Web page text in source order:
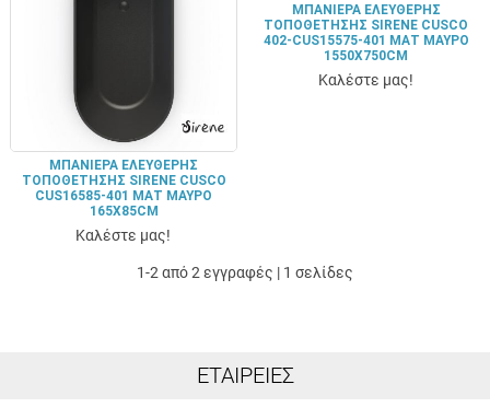
ΜΠΑΝΙΈΡΑ ΕΛΕΎΘΕΡΗΣ
ΤΟΠΟΘΈΤΗΣΗΣ SIRENE CUSCO
CUS16585-401 ΜΑΤ ΜΑΎΡΟ
165X85CM
Καλέστε μας!
ΜΠΑΝΙΈΡΑ ΕΛΕΎΘΕΡΗΣ
ΤΟΠΟΘΈΤΗΣΗΣ SIRENE CUSCO
402-CUS15575-401 ΜΑΤ ΜΑΎΡΟ
1550X750CM
Καλέστε μας!
1-2 από 2 εγγραφές | 1 σελίδες
ΕΤΑΙΡΕΊΕΣ